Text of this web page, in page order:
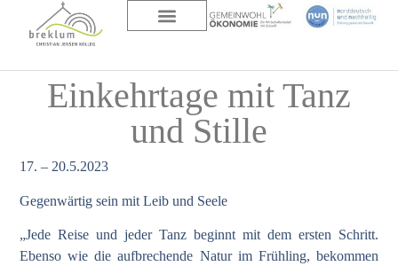
Einkehrtage mit Tanz
und Stille
17. – 20.5.2023
Gegenwärtig sein mit Leib und Seele
„Jede Reise und jeder Tanz beginnt mit dem ersten Schritt.
Ebenso wie die aufbrechende Natur im Frühling, bekommen